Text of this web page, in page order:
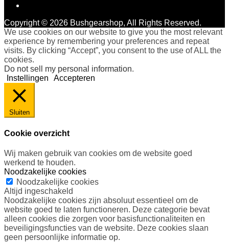
Copyright © 2026 Bushgearshop, All Rights Reserved.
We use cookies on our website to give you the most relevant
experience by remembering your preferences and repeat
visits. By clicking “Accept”, you consent to the use of ALL the
cookies.
Do not sell my personal information.
Instellingen
Accepteren
Sluiten
Cookie overzicht
Wij maken gebruik van cookies om de website goed
werkend te houden.
Noodzakelijke cookies
Noodzakelijke cookies
Altijd ingeschakeld
Noodzakelijke cookies zijn absoluut essentieel om de
website goed te laten functioneren. Deze categorie bevat
alleen cookies die zorgen voor basisfunctionaliteiten en
beveiligingsfuncties van de website. Deze cookies slaan
geen persoonlijke informatie op.